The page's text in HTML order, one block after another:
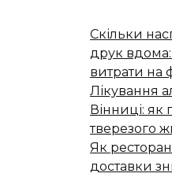
Скільки
друк
витрати на
Лікування
Вінниці: як
тверезого
Як
доставки